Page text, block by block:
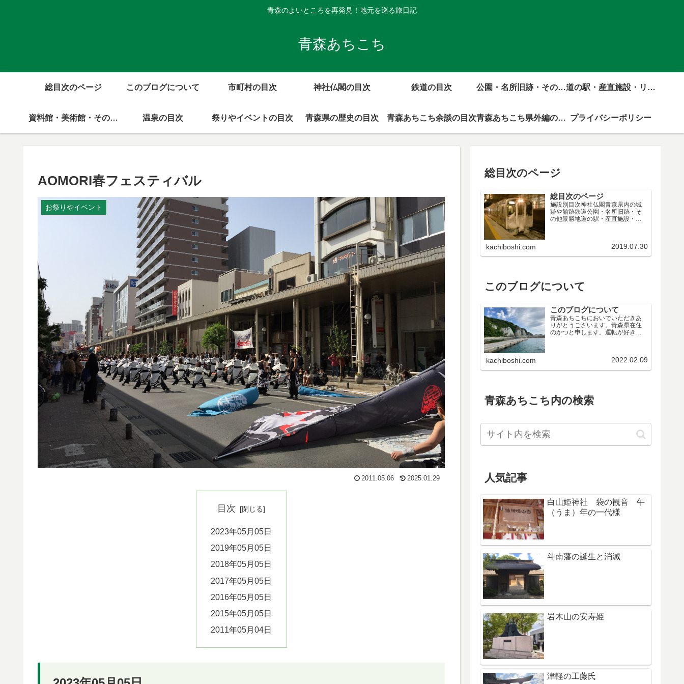
青森のよいところを再発見！地元を巡る旅日記
青森あちこち
総目次のページ このブログについて 市町村の目次 神社仏閣の目次 鉄道の目次 公園・名所旧跡・その他景勝地の目次 道の駅・産直施設・リゾート施設の目次
資料館・美術館・その他公共施設の目次 温泉の目次 祭りやイベントの目次 青森県の歴史の目次 青森あちこち余談の目次 青森あちこち県外編の目次 プライバシーポリシー
AOMORI春フェスティバル
お祭りやイベント
2011.05.06 2025.01.29
目次
2023年05月05日
2019年05月05日
2018年05月05日
2017年05月05日
2016年05月05日
2015年05月05日
2011年05月04日
総目次のページ
総目次のページ
施設別目次神社仏閣青森県内の城
跡や館跡鉄道公園・名所旧跡・そ
の他景勝地道の駅・産直施設・リ
澄が歩いた青森県青森県内の文化
kachiboshi.com 2019.07.30
このブログについて
このブログについて
青森あちこちにおいでいただきあ
りがとうございます。青森県在住
のかつと申します。運転が好きだ
で撮った写真を掲載しています。
kachiboshi.com 2022.02.09
青森あちこち内の検索
人気記事
白山姫神社 袋の観音 午
（うま）年の一代様
斗南藩の誕生と消滅
岩木山の安寿姫
津軽の工藤氏